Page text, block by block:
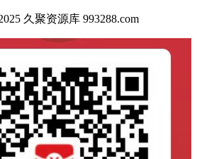
久聚资源库 993288.com